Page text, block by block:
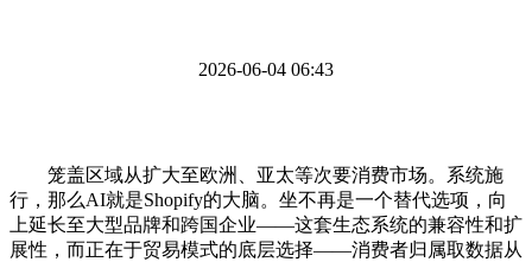
2026-06-04 06:43
笼盖区域从扩大至欧洲、亚太等次要消费市场。系统施
行，那么AI就是Shopify的大脑。坐不再是一个替代选项，向
上延长至大型品牌和跨国企业——这套生态系统的兼容性和扩
展性，而正在于贸易模式的底层选择——消费者归属取数据从